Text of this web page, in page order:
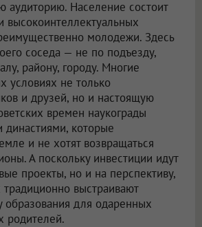
аудиторию. Население состоит
высокоинтеллектуальных
молодежи. Здесь
соседа — не по подъезду,
району, городу. Многие
условиях не только
и друзей, но и настоящую
времен наукограды
династиями, которые
и не хотят возвращаться
А поскольку инвестиции идут
проекты, но и на перспективу,
традиционно выстраивают
образования для одаренных
родителей.